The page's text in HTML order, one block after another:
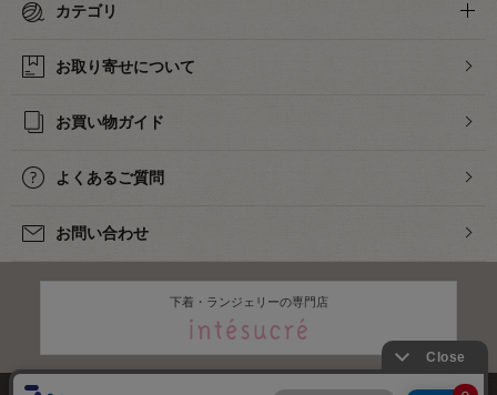
カテゴリ
お取り寄せについて
お買い物ガイド
よくあるご質問
お問い合わせ
下着・ランジェリーの専門店